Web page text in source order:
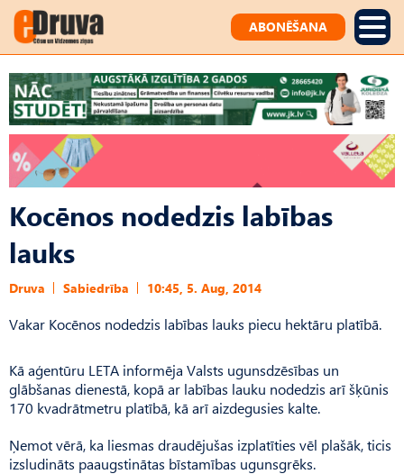
ABONĒŠANA
Kocēnos nodedzis labības
lauks
Druva Sabiedrība 10:45, 5. Aug, 2014
Vakar Kocēnos nodedzis labības lauks piecu hektāru platībā.
Kā aģentūru LETA informēja Valsts ugunsdzēsības un
glābšanas dienestā, kopā ar labības lauku nodedzis arī šķūnis
170 kvadrātmetru platībā, kā arī aizdegusies kalte.
Ņemot vērā, ka liesmas draudējušas izplatīties vēl plašāk, ticis
izsludināts paaugstinātas bīstamības ugunsgrēks.